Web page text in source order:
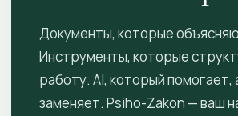
Документы, которые
Инструменты, которые
работу. AI, который помогает,
заменяет. Psiho-Zakon — ваш